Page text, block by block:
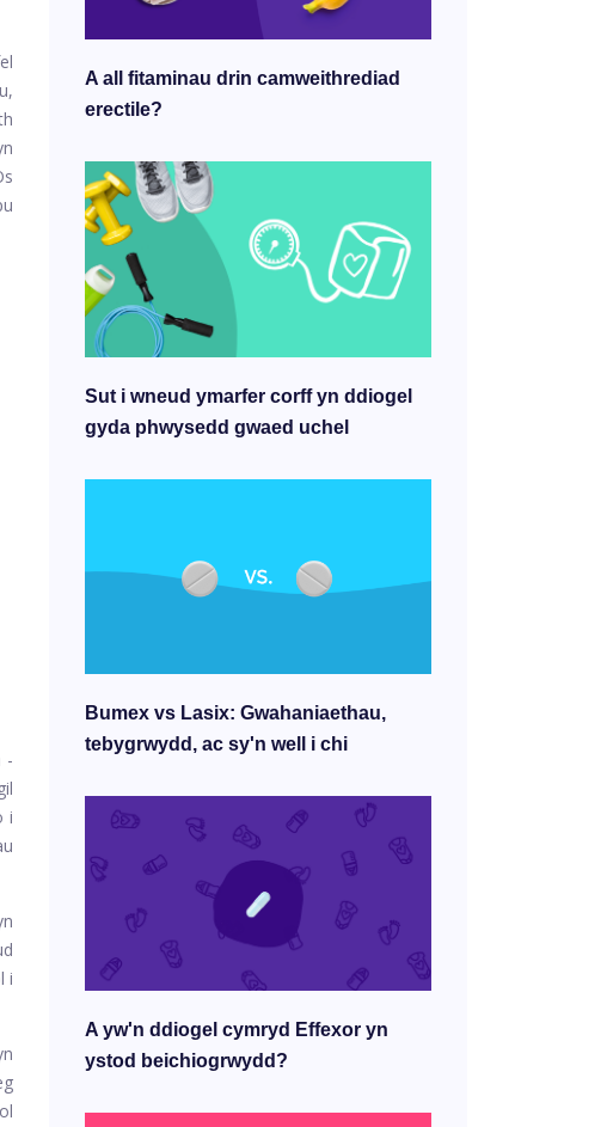
-
i
i
A all fitaminau drin camweithrediad
erectile?
Sut i wneud ymarfer corff yn ddiogel
gyda phwysedd gwaed uchel
Bumex vs Lasix: Gwahaniaethau,
tebygrwydd, ac sy'n well i chi
A yw'n ddiogel cymryd Effexor yn
ystod beichiogrwydd?